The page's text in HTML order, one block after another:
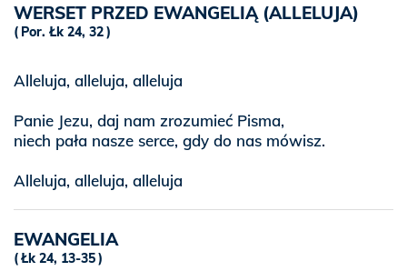
WERSET PRZED EWANGELIĄ (ALLELUJA)
Por. Łk 24, 32
Alleluja, alleluja, alleluja
Panie Jezu, daj nam zrozumieć Pisma,
niech pała nasze serce, gdy do nas mówisz.
Alleluja, alleluja, alleluja
EWANGELIA
Łk 24, 13-35